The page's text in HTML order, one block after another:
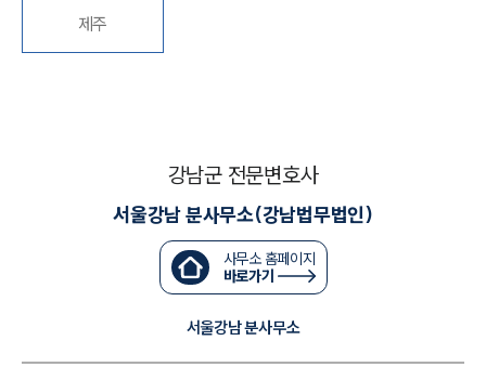
군전문변호사
소식/자료
언론보도
공지사항
법률 블로그
법률서식
뉴스레터/브로슈어
제주
강남군 전문변호사
서울강남 분사무소(강남법무법인)
사무소 홈페이지
바로가기
서울강남 분사무소